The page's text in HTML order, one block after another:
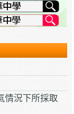
情況下所採取